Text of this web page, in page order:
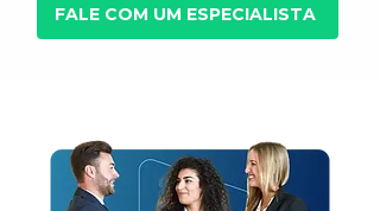
FALE COM UM ESPECIALISTA